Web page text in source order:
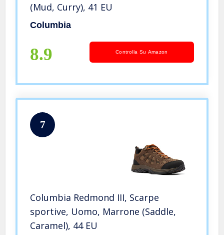
(Mud, Curry), 41 EU
Columbia
8.9 Controlla Su Amazon
7
Columbia Redmond III, Scarpe
sportive, Uomo, Marrone (Saddle,
Caramel), 44 EU